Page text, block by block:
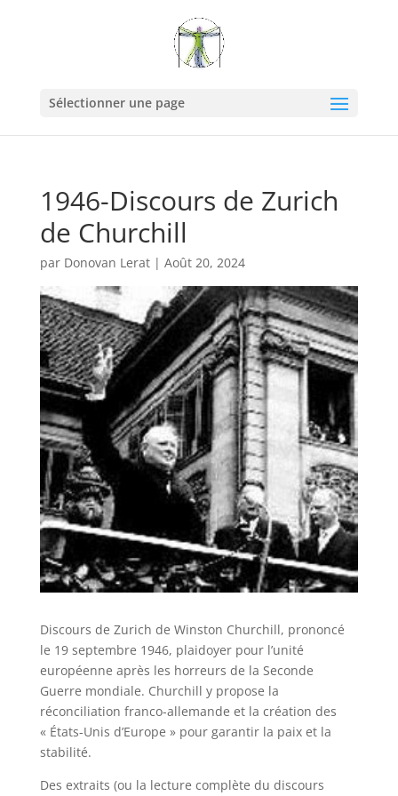
Sélectionner une page
1946-Discours de Zurich
de Churchill
par Donovan Lerat| Août 20, 2024
Discours de Zurich de Winston Churchill, prononcé
le 19 septembre 1946, plaidoyer pour l’unité
européenne après les horreurs de la Seconde
Guerre mondiale. Churchill y propose la
réconciliation franco-allemande et la création des
« États-Unis d’Europe » pour garantir la paix et la
stabilité.
Des extraits (ou la lecture complète du discours